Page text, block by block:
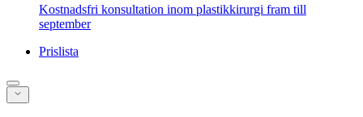
Kostnadsfri konsultation inom plastikkirurgi fram till
september
Prislista